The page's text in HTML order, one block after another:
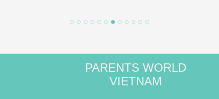
PARENTS WORLD
VIETNAM